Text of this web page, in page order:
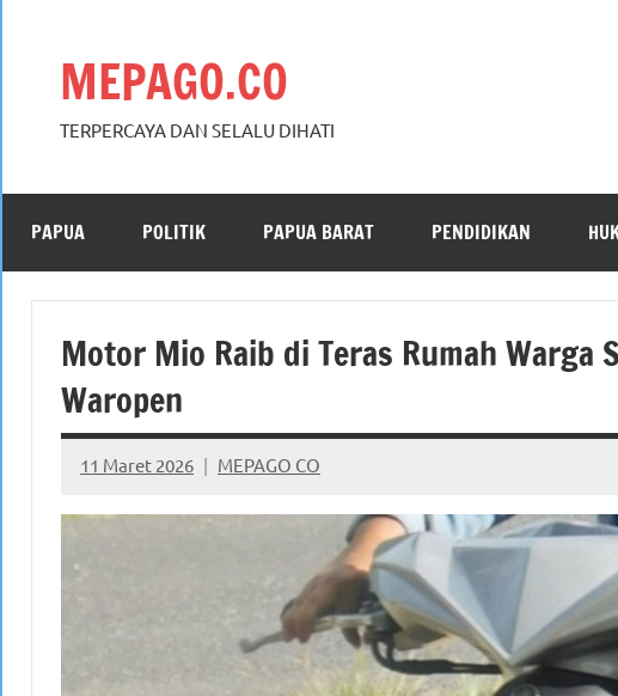
MEPAGO.CO
TERPERCAYA DAN SELALU DIHATI
PAPUA POLITIK PAPUA BARAT PENDIDIKAN
Motor Mio Raib di Teras Rumah Warga
Waropen
11 Maret 2026 MEPAGO CO
No
comments